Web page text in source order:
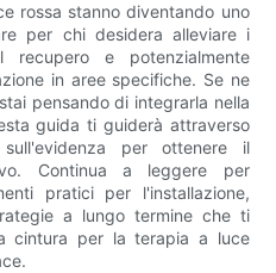
rossa stanno diventando uno
per chi desidera alleviare i
recupero e potenzialmente
in aree specifiche. Se ne
pensando di integrarla nella
guida ti guiderà attraverso
per ottenere il
Continua a leggere per
pratici per l'installazione,
a lungo termine che ti
cintura per la terapia a luce